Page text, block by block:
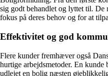
sig godt behandlet og lyttet til. De
fokus på deres behov og for at
Effektivitet og god
Flere kunder fremhæver også
hurtige arbejdsmetoder. En
udlejet en bolig næsten